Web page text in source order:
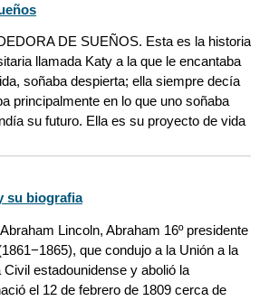
DE SUEÑOS. Esta es la historia
llamada Katy a la que le encantaba
soñaba despierta; ella siempre decía
principalmente en lo que uno soñaba
su futuro. Ella es su proyecto de vida
su biografia
Lincoln, Abraham 16º presidente
que condujo a la Unión a la
estadounidense y abolió la
el 12 de febrero de 1809 cerca de